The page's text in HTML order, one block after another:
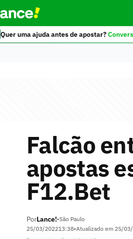
Quer uma ajuda antes de apostar?
Falcão
apostas
F12.Bet
PorLance!•São Paulo
25/03/202213:38•Atualizado em 25/